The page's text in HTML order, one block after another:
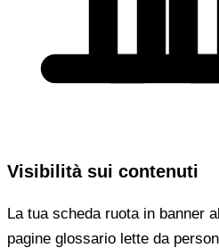
Visibilità sui contenuti
La tua scheda ruota in banner
pagine glossario lette da